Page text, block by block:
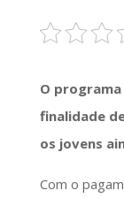
O
finalidade
os jovens
Com o